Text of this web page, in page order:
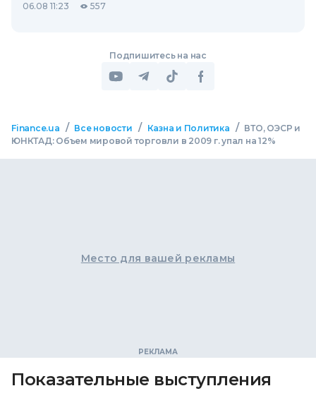
06.08 11:23 557
Подпишитесь на нас
Finance.ua / Все новости / Казна и Политика / ВТО, ОЭСР и
ЮНКТАД: Объем мировой торговли в 2009 г. упал на 12%
Место для вашей рекламы
Показательные выступления